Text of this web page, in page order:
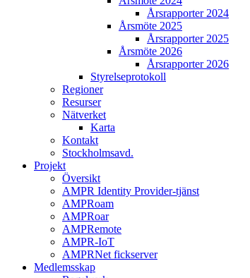
Årsrapporter 2024
Årsmöte 2025
Årsrapporter 2025
Årsmöte 2026
Årsrapporter 2026
Styrelseprotokoll
Regioner
Resurser
Nätverket
Karta
Kontakt
Stockholmsavd.
Projekt
Översikt
AMPR Identity Provider-tjänst
AMPRoam
AMPRoar
AMPRemote
AMPR-IoT
AMPRNet fickserver
Medlemsskap